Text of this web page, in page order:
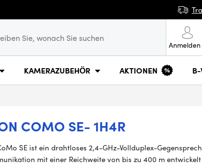
Anmelden
KAMERAZUBEHÖR AKTIONEN B-
COMO SE- 1H4R
SE ist ein drahtloses 2,4-GHz-Vollduplex-
mit einer Reichweite von bis zu 400 m